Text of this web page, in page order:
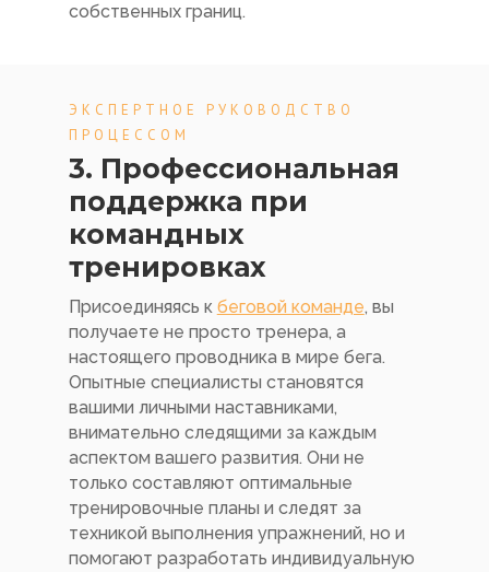
собственных границ.
ЭКСПЕРТНОЕ РУКОВОДСТВО
ПРОЦЕССОМ
3. Профессиональная
поддержка при
командных
тренировках
Присоединяясь к беговой команде, вы
получаете не просто тренера, а
настоящего проводника в мире бега.
Опытные специалисты становятся
вашими личными наставниками,
внимательно следящими за каждым
аспектом вашего развития. Они не
только составляют оптимальные
тренировочные планы и следят за
техникой выполнения упражнений, но и
помогают разработать индивидуальную